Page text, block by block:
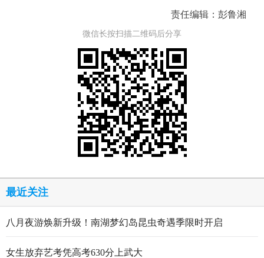
责任编辑：彭鲁湘
微信长按扫描二维码后分享
最近关注
八月夜游焕新升级！南湖梦幻岛昆虫奇遇季限时开启
女生放弃艺考凭高考630分上武大